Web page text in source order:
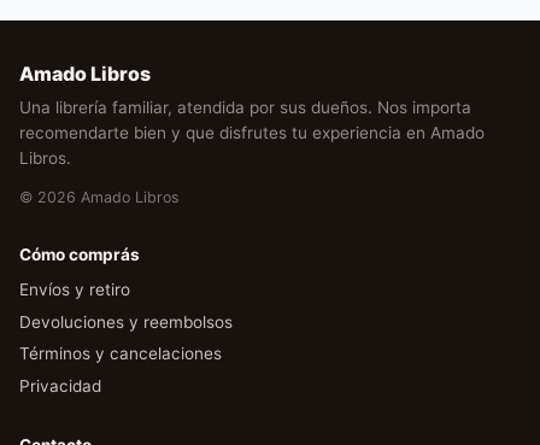
Amado Libros
Una librería familiar, atendida por sus dueños. Nos importa
recomendarte bien y que disfrutes tu experiencia en Amado
Libros.
© 2026 Amado Libros
Cómo comprás
Envíos y retiro
Devoluciones y reembolsos
Términos y cancelaciones
Privacidad